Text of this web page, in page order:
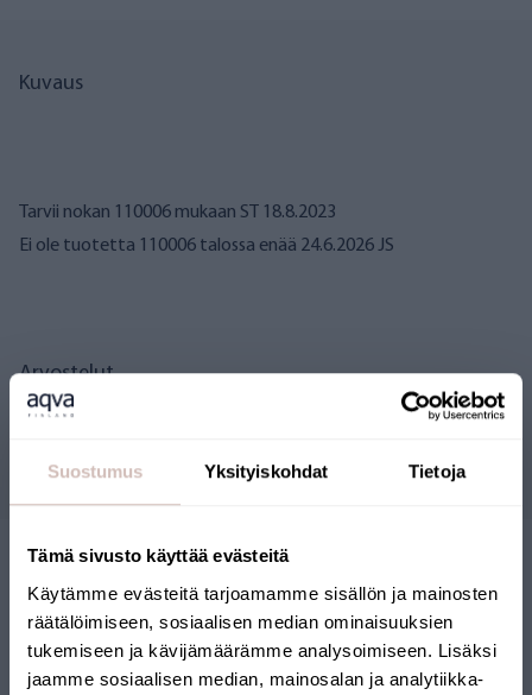
Suostumus Yksityiskohdat Tietoja
Tämä sivusto käyttää evästeitä
Käytämme evästeitä tarjoamamme sisällön ja mainosten
räätälöimiseen, sosiaalisen median ominaisuuksien
tukemiseen ja kävijämäärämme analysoimiseen. Lisäksi
jaamme sosiaalisen median, mainosalan ja analytiikka-
Kuvaus
Tarvii nokan 110006 mukaan ST 18.8.2023
Ei ole tuotetta 110006 talossa enää 24.6.2026 JS
Arvostelut